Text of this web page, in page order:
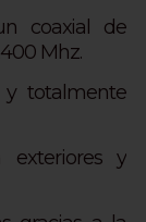
coaxial de
Mhz.
y totalmente
exteriores y